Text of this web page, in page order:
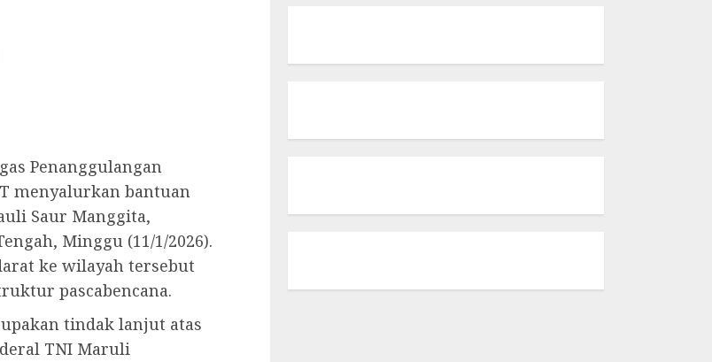
Penanggulangan
menyalurkan bantuan
Saur Manggita,
Minggu (11/1/2026).
ke wilayah tersebut
pascabencana.
tindak lanjut atas
TNI Maruli